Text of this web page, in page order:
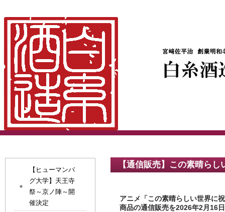
【通信販売】この素晴ら
アニメ「この素晴らしい世界に
商品の通信販売を2026年2月16
【ヒューマンバ
グ大学】天王寺
祭～京ノ陣～開
催決定